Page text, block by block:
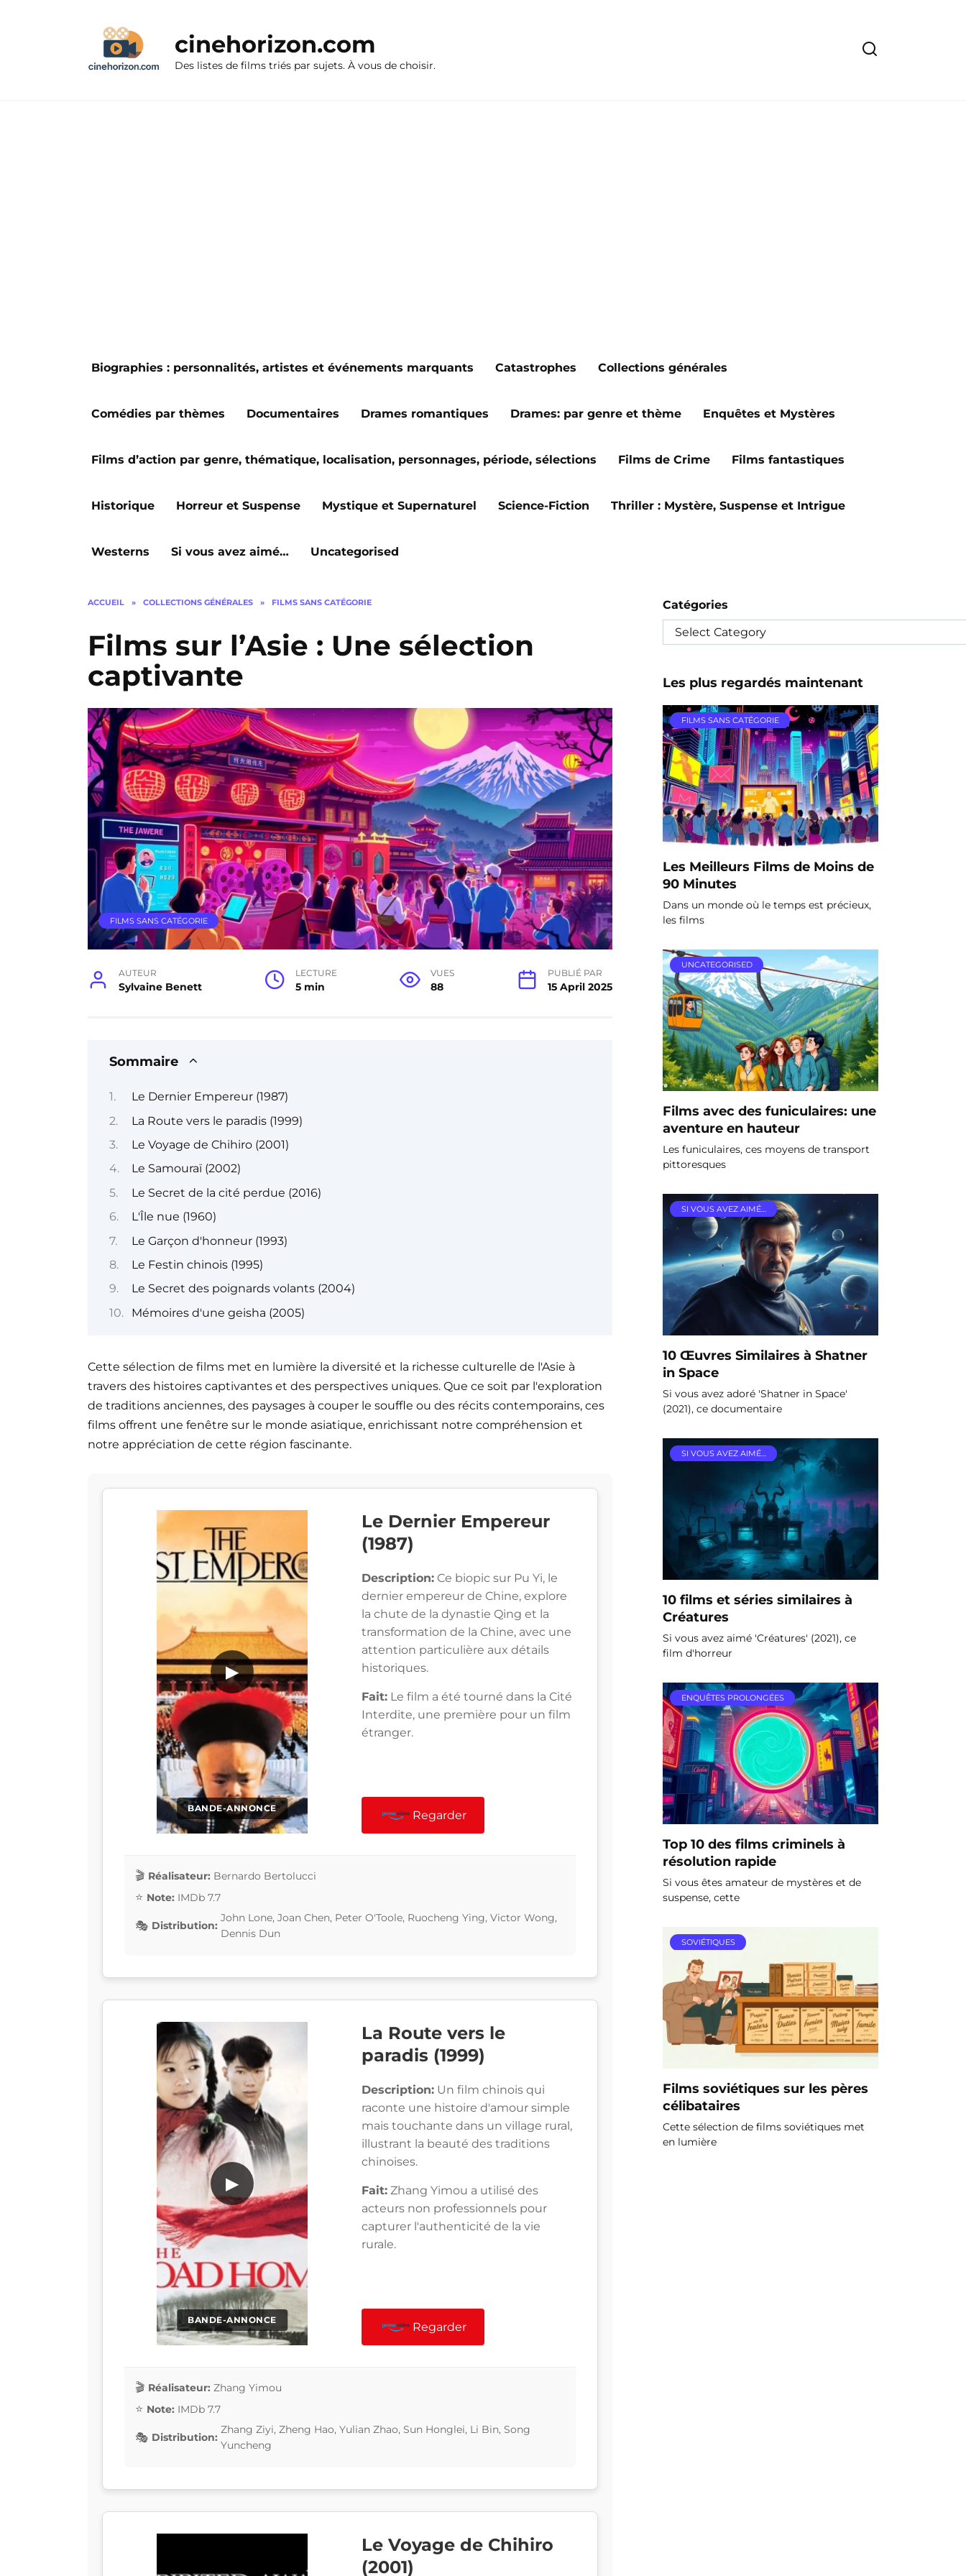
cinehorizon.com
Des listes de films triés par sujets. À vous de choisir.
Biographies : personnalités, artistes et événements marquants Catastrophes Collections générales
Comédies par thèmes Documentaires Drames romantiques Drames: par genre et thème Enquêtes et Mystères
Films d’action par genre, thématique, localisation, personnages, période, sélections Films de Crime Films fantastiques
Historique Horreur et Suspense Mystique et Supernaturel Science-Fiction Thriller : Mystère, Suspense et Intrigue
Westerns Si vous avez aimé… Uncategorised
ACCUEIL » COLLECTIONS GÉNÉRALES » FILMS SANS CATÉGORIE
Films sur l’Asie : Une sélection
captivante
FILMS SANS CATÉGORIE
AUTEUR
Sylvaine Benett
LECTURE
5 min
VUES
88
PUBLIÉ PAR
15 April 2025
Sommaire
Le Dernier Empereur (1987)
La Route vers le paradis (1999)
Le Voyage de Chihiro (2001)
Le Samouraï (2002)
Le Secret de la cité perdue (2016)
L'Île nue (1960)
Le Garçon d'honneur (1993)
Le Festin chinois (1995)
Le Secret des poignards volants (2004)
Mémoires d'une geisha (2005)
Cette sélection de films met en lumière la diversité et la richesse culturelle de l'Asie à
travers des histoires captivantes et des perspectives uniques. Que ce soit par l'exploration
de traditions anciennes, des paysages à couper le souffle ou des récits contemporains, ces
films offrent une fenêtre sur le monde asiatique, enrichissant notre compréhension et
notre appréciation de cette région fascinante.
BANDE-ANNONCE
▶
Le Dernier Empereur
(1987)
Description: Ce biopic sur Pu Yi, le
dernier empereur de Chine, explore
la chute de la dynastie Qing et la
transformation de la Chine, avec une
attention particulière aux détails
historiques.
Fait: Le film a été tourné dans la Cité
Interdite, une première pour un film
étranger.
Regarder
Réalisateur: Bernardo Bertolucci
Note: IMDb 7.7
Distribution:
John Lone, Joan Chen, Peter O'Toole, Ruocheng Ying, Victor Wong,
Dennis Dun
BANDE-ANNONCE
▶
La Route vers le
paradis (1999)
Description: Un film chinois qui
raconte une histoire d'amour simple
mais touchante dans un village rural,
illustrant la beauté des traditions
chinoises.
Fait: Zhang Yimou a utilisé des
acteurs non professionnels pour
capturer l'authenticité de la vie
rurale.
Regarder
Réalisateur: Zhang Yimou
Note: IMDb 7.7
Distribution:
Zhang Ziyi, Zheng Hao, Yulian Zhao, Sun Honglei, Li Bin, Song
Yuncheng
Le Voyage de Chihiro
(2001)
Catégories
Les plus regardés maintenant
FILMS SANS CATÉGORIE
Les Meilleurs Films de Moins de
90 Minutes
Dans un monde où le temps est précieux,
les films
UNCATEGORISED
Films avec des funiculaires: une
aventure en hauteur
Les funiculaires, ces moyens de transport
pittoresques
SI VOUS AVEZ AIMÉ…
10 Œuvres Similaires à Shatner
in Space
Si vous avez adoré 'Shatner in Space'
(2021), ce documentaire
SI VOUS AVEZ AIMÉ…
10 films et séries similaires à
Créatures
Si vous avez aimé 'Créatures' (2021), ce
film d'horreur
ENQUÊTES PROLONGÉES
Top 10 des films criminels à
résolution rapide
Si vous êtes amateur de mystères et de
suspense, cette
SOVIÉTIQUES
Films soviétiques sur les pères
célibataires
Cette sélection de films soviétiques met
en lumière